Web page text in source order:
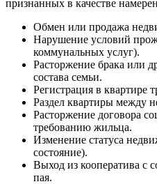
признанных в качестве
Обмен или продажа
Нарушение условий
коммунальных услуг).
Расторжение брака или
состава семьи.
Регистрация в квартире
Раздел квартиры между
Расторжение договора
требованию жильца.
Изменение статуса
состояние).
Выход из кооператива с
пая.